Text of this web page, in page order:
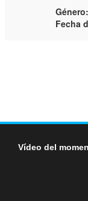
Género:
Fecha
Vídeo del